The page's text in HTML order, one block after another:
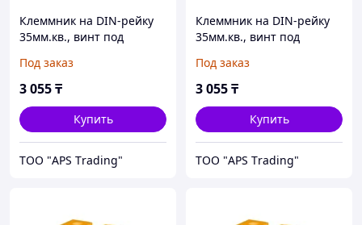
Клеммник на DIN-рейку
35мм.кв., винт под
IRD
Под заказ
3 055₸
Купить
ТОО "APS Тrading"
Клеммник на DIN-рейку
35мм.кв., винт под
IRD
Под заказ
3 055₸
Купить
ТОО "APS Тrading"